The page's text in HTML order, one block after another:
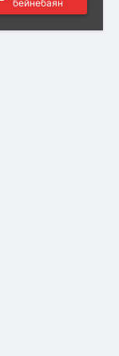
бейнебаян